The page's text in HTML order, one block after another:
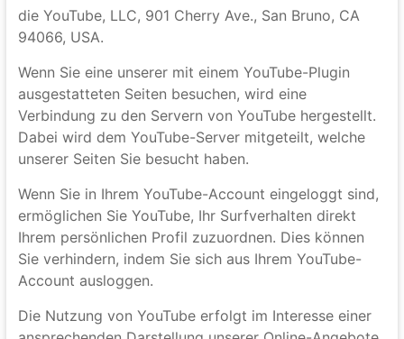
YouTube
Unsere Website nutzt Plugins der von Google
betriebenen Seite YouTube. Betreiber der Seiten ist
die YouTube, LLC, 901 Cherry Ave., San Bruno, CA
94066, USA.
Wenn Sie eine unserer mit einem YouTube-Plugin
ausgestatteten Seiten besuchen, wird eine
Verbindung zu den Servern von YouTube hergestellt.
Dabei wird dem YouTube-Server mitgeteilt, welche
unserer Seiten Sie besucht haben.
Wenn Sie in Ihrem YouTube-Account eingeloggt sind,
ermöglichen Sie YouTube, Ihr Surfverhalten direkt
Ihrem persönlichen Profil zuzuordnen. Dies können